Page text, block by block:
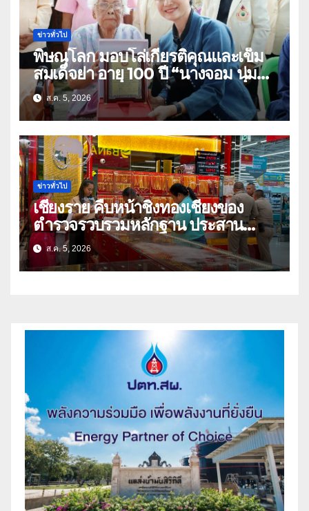
ข่าวทั่วไป
พิษณุโลก มอบโล่เกียรติคุณและเข็ม
สมเด็จย่า อายุ 100 ปี “นางจอม นุ่ม
เนตร” ตำบลบ้านกร่าง อำเภอเมือง
ส.ค. 5, 2026
ข่าวทั่วไป
เชียงราย คืบหน้าชิงทองเชียงของ
ตำรวจรวบรวมหลักฐาน ประสาน
สปป.ลาว ติดตามจับกุม
ส.ค. 5, 2026